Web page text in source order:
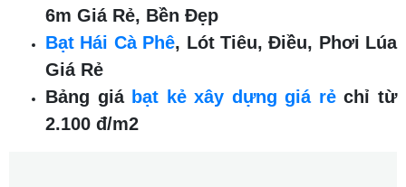
6m Giá Rẻ, Bền Đẹp
Bạt Hái Cà Phê, Lót Tiêu, Điều, Phơi Lúa
Giá Rẻ
Bảng giá bạt kẻ xây dựng giá rẻchỉ từ
2.100 đ/m2